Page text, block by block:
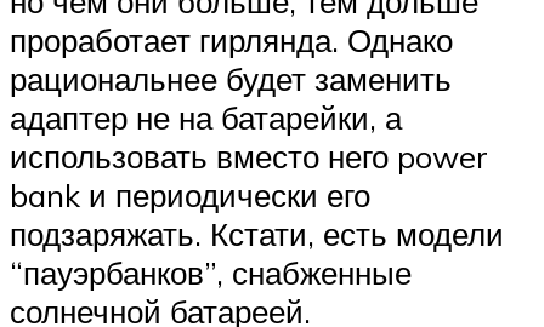
проработает гирлянда. Однако
рациональнее будет заменить
адаптер не на батарейки, а
использовать вместо него power
bank и периодически его
подзаряжать. Кстати, есть модели
“пауэрбанков”, снабженные
солнечной батареей.